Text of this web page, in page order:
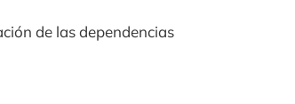
de las dependencias